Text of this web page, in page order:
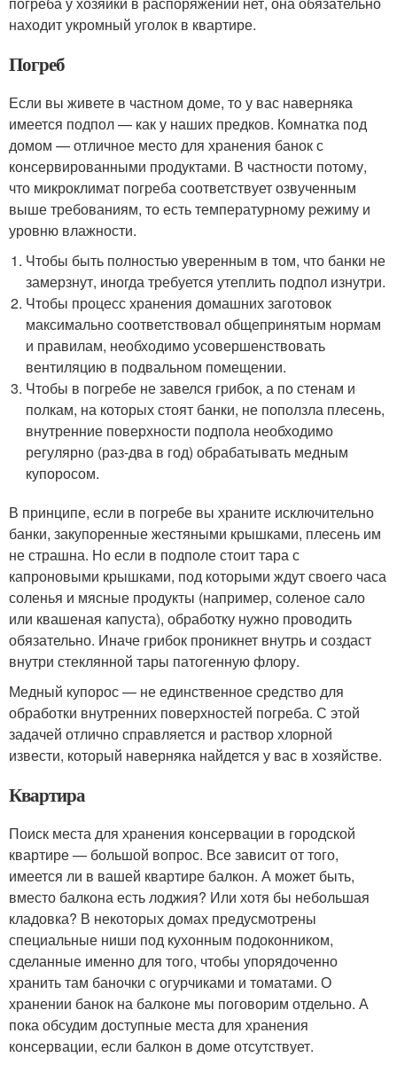
находит укромный уголок в квартире.
Погреб
Если вы живете в частном доме, то у вас наверняка
имеется подпол — как у наших предков. Комнатка под
домом — отличное место для хранения банок с
консервированными продуктами. В частности потому,
что микроклимат погреба соответствует озвученным
выше требованиям, то есть температурному режиму и
уровню влажности.
Чтобы быть полностью уверенным в том, что банки не
замерзнут, иногда требуется утеплить подпол изнутри.
Чтобы процесс хранения домашних заготовок
максимально соответствовал общепринятым нормам
и правилам, необходимо усовершенствовать
вентиляцию в подвальном помещении.
Чтобы в погребе не завелся грибок, а по стенам и
полкам, на которых стоят банки, не поползла плесень,
внутренние поверхности подпола необходимо
регулярно (раз-два в год) обрабатывать медным
купоросом.
В принципе, если в погребе вы храните исключительно
банки, закупоренные жестяными крышками, плесень им
не страшна. Но если в подполе стоит тара с
капроновыми крышками, под которыми ждут своего часа
соленья и мясные продукты (например, соленое сало
или квашеная капуста), обработку нужно проводить
обязательно. Иначе грибок проникнет внутрь и создаст
внутри стеклянной тары патогенную флору.
Медный купорос — не единственное средство для
обработки внутренних поверхностей погреба. С этой
задачей отлично справляется и раствор хлорной
извести, который наверняка найдется у вас в хозяйстве.
Квартира
Поиск места для хранения консервации в городской
квартире — большой вопрос. Все зависит от того,
имеется ли в вашей квартире балкон. А может быть,
вместо балкона есть лоджия? Или хотя бы небольшая
кладовка? В некоторых домах предусмотрены
специальные ниши под кухонным подоконником,
сделанные именно для того, чтобы упорядоченно
хранить там баночки с огурчиками и томатами. О
хранении банок на балконе мы поговорим отдельно. А
пока обсудим доступные места для хранения
консервации, если балкон в доме отсутствует.